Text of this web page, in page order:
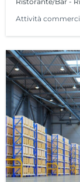
Attività